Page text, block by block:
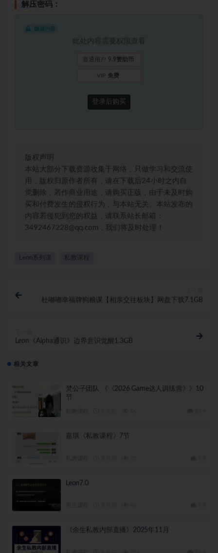
解压密码：
隐藏内容
此处内容需要权限查看
普通用户 9.9赞助币
VIP 免费
登录后购买
版权声明
本站大部分下载资源收集于网络，只做学习和交流使
用，版权归原作者所有，请在下载后24小时之内自
觉删除，若作商业用途，请购买正版，由于未及时购
买和付费发生的侵权行为，与本站无关。本站发布的
内容若侵犯到您的权益，请联系站长邮箱：
3492467228@qq.com，我们将及时处理！
Leon系列课 私教课程
杜嘟嘟幸福牌狗粮课【相亲交往板块】网盘下载7.1GB
Leon《Alpha通识》边界意识觉醒1.3GB
相关文章
梵公子团队 《《2026 Game达人训练营》》10
节
嘉琪《私教课程》7节
Leon7.0
《余生私教内部直播》2025年11月